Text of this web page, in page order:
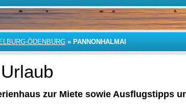
ÖDENBURG » PANNONHALMAI
zur Miete sowie Ausflugstipps